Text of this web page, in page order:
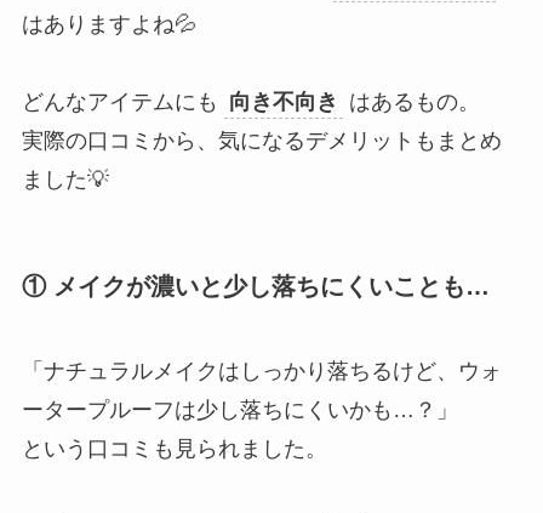
はありますよね💦
どんなアイテムにも 向き不向き
はあるもの。
実際の口コミから、気になるデメリットもまとめ
ました💡
① メイクが濃いと少し落ちにくいことも…
「ナチュラルメイクはしっかり落ちるけど、ウォ
ータープルーフは少し落ちにくいかも…？」
という口コミも見られました。